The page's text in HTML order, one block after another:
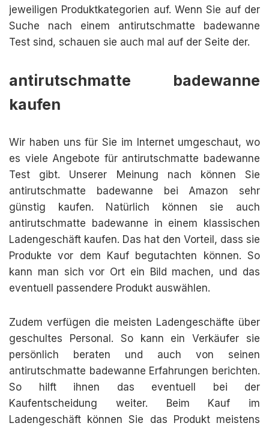
jeweiligen Produktkategorien auf. Wenn Sie auf der
Suche nach einem antirutschmatte badewanne
Test sind, schauen sie auch mal auf der Seite der.
antirutschmatte badewanne
kaufen
Wir haben uns für Sie im Internet umgeschaut, wo
es viele Angebote für antirutschmatte badewanne
Test gibt. Unserer Meinung nach können Sie
antirutschmatte badewanne bei Amazon sehr
günstig kaufen. Natürlich können sie auch
antirutschmatte badewanne in einem klassischen
Ladengeschäft kaufen. Das hat den Vorteil, dass sie
Produkte vor dem Kauf begutachten können. So
kann man sich vor Ort ein Bild machen, und das
eventuell passendere Produkt auswählen.
Zudem verfügen die meisten Ladengeschäfte über
geschultes Personal. So kann ein Verkäufer sie
persönlich beraten und auch von seinen
antirutschmatte badewanne Erfahrungen berichten.
So hilft ihnen das eventuell bei der
Kaufentscheidung weiter. Beim Kauf im
Ladengeschäft können Sie das Produkt meistens